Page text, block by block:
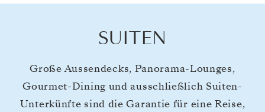
SUITEN
Große Aussendecks, Panorama-Lounges,
Gourmet-Dining und ausschließlich Suiten-
Unterkünfte sind die Garantie für eine Reise,